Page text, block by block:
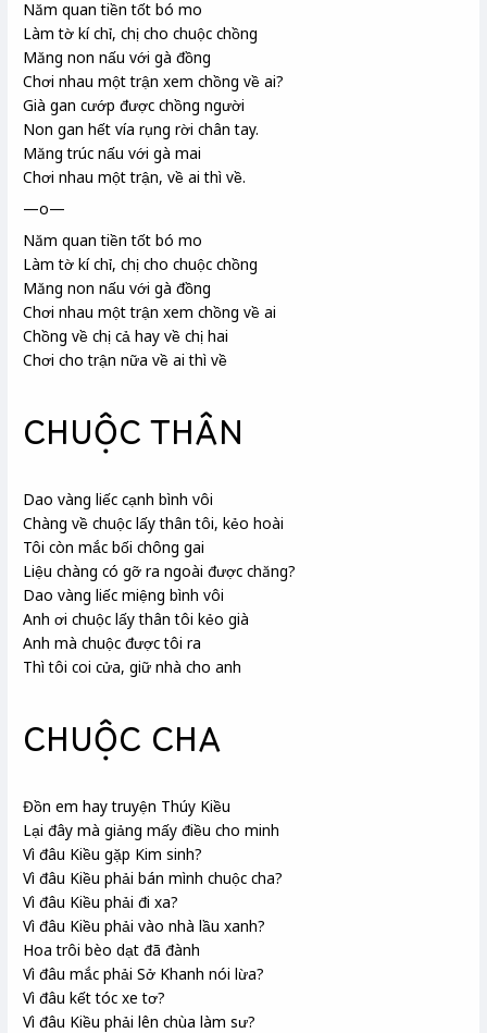
Năm quan tiền tốt bó mo
Làm tờ kí chỉ, chị cho chuộc chồng
Măng non nấu với gà đồng
Chơi nhau một trận xem chồng về ai?
Già gan cướp được chồng người
Non gan hết vía rụng rời chân tay.
Măng trúc nấu với gà mai
Chơi nhau một trận, về ai thì về.
—o—
Năm quan tiền tốt bó mo
Làm tờ kí chỉ, chị cho chuộc chồng
Măng non nấu với gà đồng
Chơi nhau một trận xem chồng về ai
Chồng về chị cả hay về chị hai
Chơi cho trận nữa về ai thì về
CHUỘC THÂN
Dao vàng liếc cạnh bình vôi
Chàng về chuộc lấy thân tôi, kẻo hoài
Tôi còn mắc bối chông gai
Liệu chàng có gỡ ra ngoài được chăng?
Dao vàng liếc miệng bình vôi
Anh ơi chuộc lấy thân tôi kẻo già
Anh mà chuộc được tôi ra
Thì tôi coi cửa, giữ nhà cho anh
CHUỘC CHA
Đồn em hay truyện Thúy Kiều
Lại đây mà giảng mấy điều cho minh
Vì đâu Kiều gặp Kim sinh?
Vì đâu Kiều phải bán mình chuộc cha?
Vì đâu Kiều phải đi xa?
Vì đâu Kiều phải vào nhà lầu xanh?
Hoa trôi bèo dạt đã đành
Vì đâu mắc phải Sở Khanh nói lừa?
Vì đâu kết tóc xe tơ?
Vì đâu Kiều phải lên chùa làm sư?